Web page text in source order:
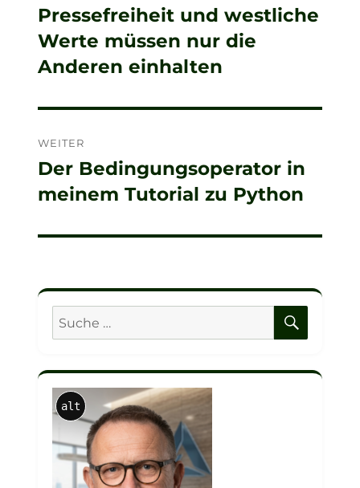
Vorheriger
Beitrag:
Pressefreiheit und westliche
Werte müssen nur die
Anderen einhalten
WEITER
Nächster
Beitrag:
Der Bedingungsoperator in
meinem Tutorial zu Python
Suche
nach:
alt